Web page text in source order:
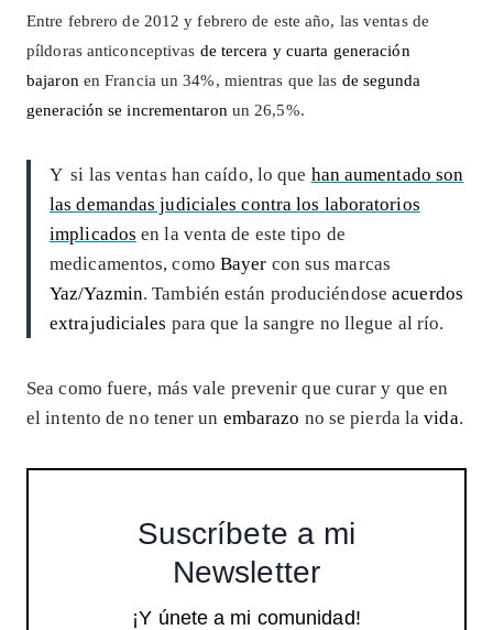
Entre febrero de 2012 y febrero de este año, las ventas de
píldoras anticonceptivas de tercera y cuarta generación
bajaron en Francia un 34%, mientras que las de segunda
generación se incrementaron un 26,5%.
Y si las ventas han caído, lo que han aumentado son
las demandas judiciales contra los laboratorios
implicados en la venta de este tipo de
medicamentos, como Bayer con sus marcas
Yaz/Yazmin. También están produciéndose acuerdos
extrajudiciales para que la sangre no llegue al río.
Sea como fuere, más vale prevenir que curar y que en
el intento de no tener un embarazo no se pierda lavida.
Suscríbete a mi
Newsletter
¡Y únete a mi comunidad!